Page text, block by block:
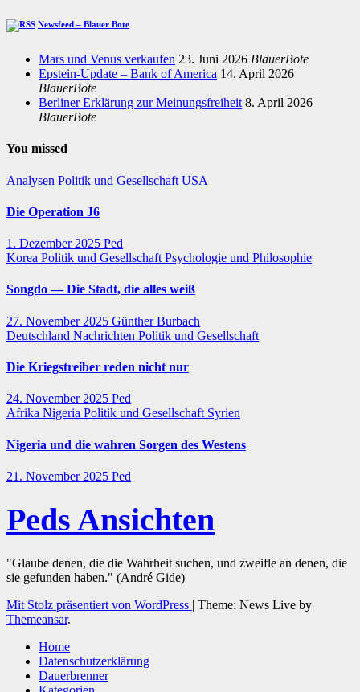
Newsfeed – Blauer Bote
Mars und Venus verkaufen 23. Juni 2026 BlauerBote
Epstein-Update – Bank of America 14. April 2026
BlauerBote
Berliner Erklärung zur Meinungsfreiheit 8. April 2026
BlauerBote
You missed
Analysen Politik und Gesellschaft USA
Die Operation J6
1. Dezember 2025 Ped
Korea Politik und Gesellschaft Psychologie und Philosophie
Songdo — Die Stadt, die alles weiß
27. November 2025 Günther Burbach
Deutschland Nachrichten Politik und Gesellschaft
Die Kriegstreiber reden nicht nur
24. November 2025 Ped
Afrika Nigeria Politik und Gesellschaft Syrien
Nigeria und die wahren Sorgen des Westens
21. November 2025 Ped
Peds Ansichten
"Glaube denen, die die Wahrheit suchen, und zweifle an denen, die
sie gefunden haben." (André Gide)
Mit Stolz präsentiert von WordPress | Theme: News Live by
Themeansar.
Home
Datenschutzerklärung
Dauerbrenner